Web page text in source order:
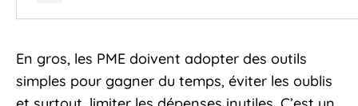
En gros, les PME doivent adopter des outils
simples pour gagner du temps, éviter les oublis